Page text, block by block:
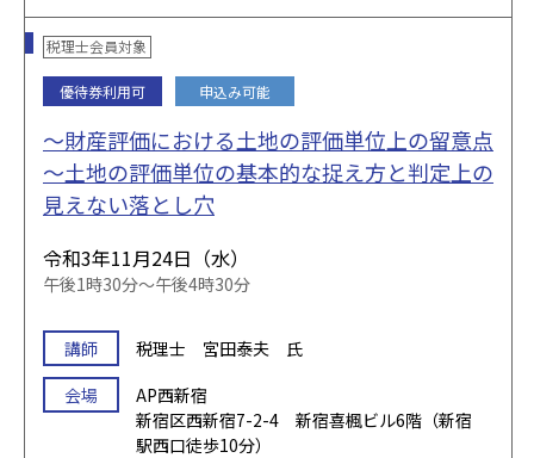
税理士会員対象
優待券利用可 申込み可能
～財産評価における土地の評価単位上の留意点
～土地の評価単位の基本的な捉え方と判定上の
見えない落とし穴
令和3年11月24日（水）
午後1時30分～午後4時30分
講師
税理士 宮田泰夫 氏
会場
AP西新宿
新宿区西新宿7-2-4 新宿喜楓ビル6階（新宿
駅西口徒歩10分）